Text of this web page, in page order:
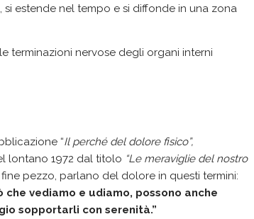
si estende nel tempo e si diffonde in una zona
terminazioni nervose degli organi interni
“Il perché del dolore fisico”,
lontano 1972 dal titolo “Le meraviglie del nostro
fine pezzo, parlano del dolore in questi termini:
che vediamo e udiamo, possono anche
sopportarli con serenità.”